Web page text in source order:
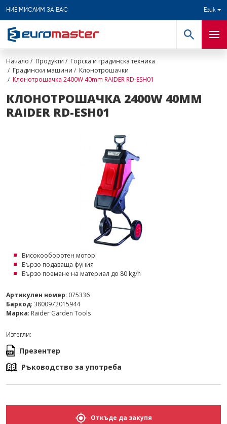
НИЕ МИСЛИМ ЗА ВАС Език
Търсене
Начало Продукти
Горска и градинска техника
Градински машини
Клонотрошачки
Клонотрошачка 2400W 40mm RAIDER RD-ESH01
КЛОНОТРОШАЧКА 2400W 40MM
RAIDER RD-ESH01
Високооборотен мотор
Бързо подаваща фуния
Бързо поемане на материал до 80 kg/h
Артикулен номер: 075336
Баркод: 3800972015944
Марка: Raider Garden Tools
Изтегли:
Презентер
Ръководство за употреба
Откъде да закупя